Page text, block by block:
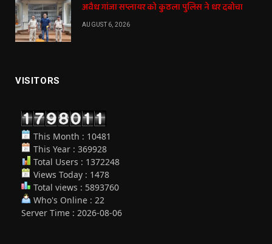
अवैध गांजा सप्लायर को कुठला पुलिस ने धर दबोचा
AUGUST 6, 2026
VISITORS
This Month : 10481
This Year : 369928
Total Users : 1372248
Views Today : 1478
Total views : 5893760
Who's Online : 22
Server Time : 2026-08-06